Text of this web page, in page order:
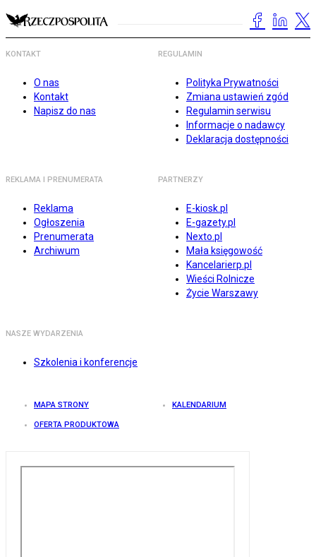
KONTAKT
O nas
Kontakt
Napisz do nas
REGULAMIN
Polityka Prywatności
Zmiana ustawień zgód
Regulamin serwisu
Informacje o nadawcy
Deklaracja dostępności
REKLAMA I PRENUMERATA
Reklama
Ogłoszenia
Prenumerata
Archiwum
PARTNERZY
E-kiosk.pl
E-gazety.pl
Nexto.pl
Mała księgowość
Kancelarierp.pl
Wieści Rolnicze
Życie Warszawy
NASZE WYDARZENIA
Szkolenia i konferencje
MAPA STRONY KALENDARIUM
OFERTA PRODUKTOWA